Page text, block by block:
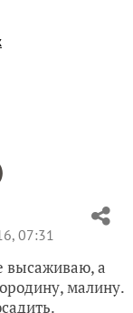
07:31
высаживаю, а
малину.